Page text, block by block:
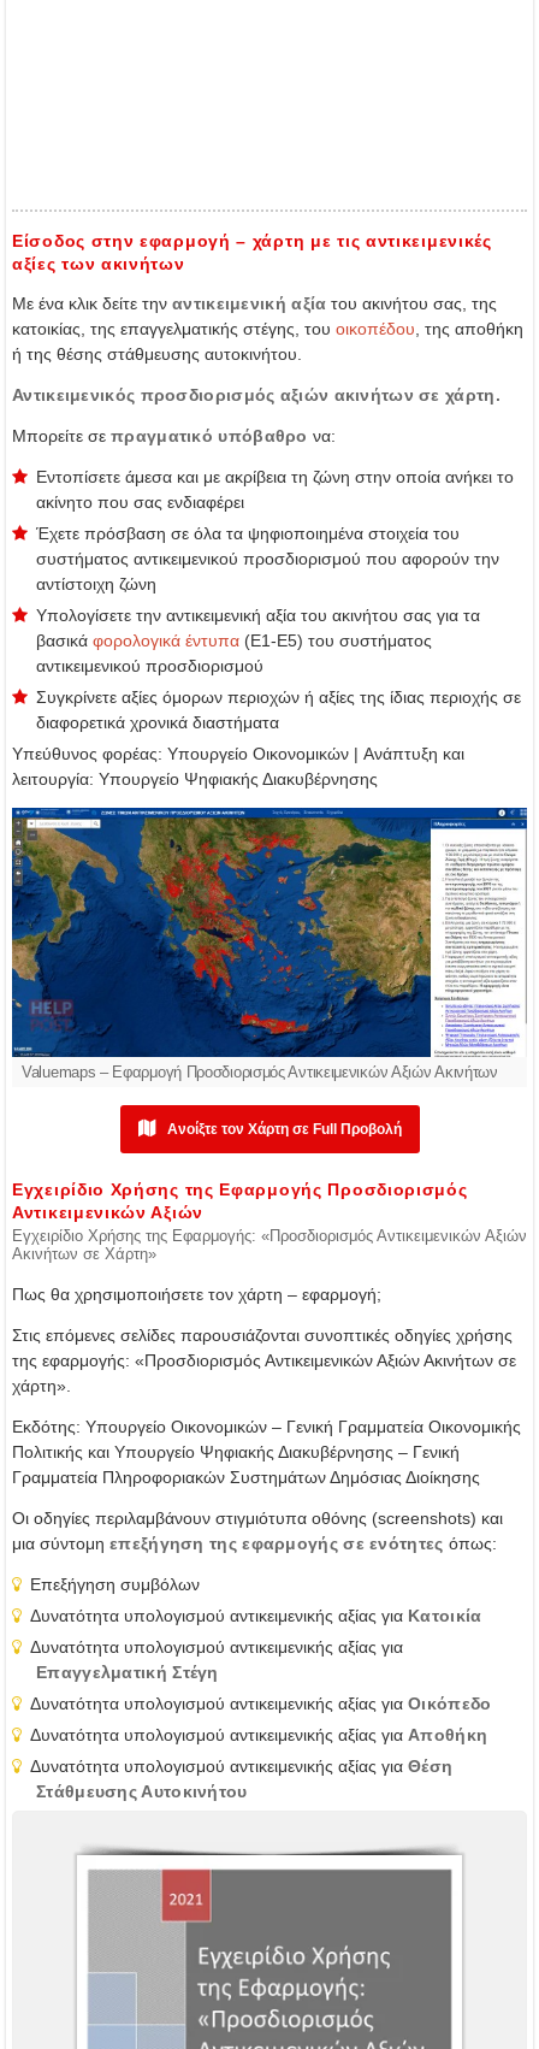
Είσοδος στην εφαρμογή – χάρτη με τις αντικειμενικές
αξίες των ακινήτων
Με ένα κλικ δείτε την αντικειμενική αξία του ακινήτου σας, της
κατοικίας, της επαγγελματικής στέγης, του οικοπέδου , της αποθήκη
ή της θέσης στάθμευσης αυτοκινήτου.
Αντικειμενικός προσδιορισμός αξιών ακινήτων σε χάρτη.
Μπορείτε σε πραγματικό υπόβαθρο να:
Eντοπίσετε άμεσα και με ακρίβεια τη ζώνη στην οποία ανήκει το
ακίνητο που σας ενδιαφέρει
Έχετε πρόσβαση σε όλα τα ψηφιοποιημένα στοιχεία του
συστήματος αντικειμενικού προσδιορισμού που αφορούν την
αντίστοιχη ζώνη
Υπολογίσετε την αντικειμενική αξία του ακινήτου σας για τα
βασικά φορολογικά έντυπα (Ε1-Ε5) του συστήματος
αντικειμενικού προσδιορισμού
Συγκρίνετε αξίες όμορων περιοχών ή αξίες της ίδιας περιοχής σε
διαφορετικά χρονικά διαστήματα
Υπεύθυνος φορέας: Υπουργείο Οικονομικών | Ανάπτυξη και
λειτουργία: Υπουργείο Ψηφιακής Διακυβέρνησης
Valuemaps – Εφαρμογή Προσδιορισμός Αντικειμενικών Αξιών Ακινήτων
Ανοίξτε τον Χάρτη σε Full Προβολή
Εγχειρίδιο Χρήσης της Εφαρμογής Προσδιορισμός
Αντικειμενικών Αξιών
Εγχειρίδιο Χρήσης της Εφαρμογής: «Προσδιορισμός Αντικειμενικών Αξιών
Ακινήτων σε Χάρτη»
Πως θα χρησιμοποιήσετε τον χάρτη – εφαρμογή;
Στις επόμενες σελίδες παρουσιάζονται συνοπτικές οδηγίες χρήσης
της εφαρμογής: «Προσδιορισμός Αντικειμενικών Αξιών Ακινήτων σε
χάρτη».
Εκδότης: Υπουργείο Οικονομικών – Γενική Γραμματεία Οικονομικής
Πολιτικής και Υπουργείο Ψηφιακής Διακυβέρνησης – Γενική
Γραμματεία Πληροφοριακών Συστημάτων Δημόσιας Διοίκησης
Οι οδηγίες περιλαμβάνουν στιγμιότυπα οθόνης (screenshots) και
μια σύντομη επεξήγηση της εφαρμογής σε ενότητες όπως:
Επεξήγηση συμβόλων
Δυνατότητα υπολογισμού αντικειμενικής αξίας για Κατοικία
Δυνατότητα υπολογισμού αντικειμενικής αξίας για
Επαγγελματική Στέγη
Δυνατότητα υπολογισμού αντικειμενικής αξίας για Οικόπεδο
Δυνατότητα υπολογισμού αντικειμενικής αξίας για Αποθήκη
Δυνατότητα υπολογισμού αντικειμενικής αξίας για Θέση
Στάθμευσης Αυτοκινήτου